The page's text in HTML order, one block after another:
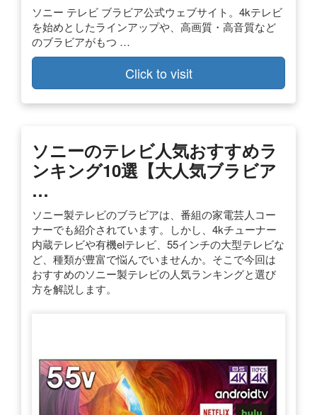
ソニー テレビ ブラビア公式ウェブサイト。4kテレビ
を始めとしたラインアップや、高画質・高音質など
のブラビアがもつ …
Click to visit
ソニーのテレビ人気おすすめラ
ンキング10選【大人気ブラビア
…
ソニー製テレビのブラビアは、番組の家電芸人コー
ナーでも紹介されています。しかし、4kチューナー
内蔵テレビや有機elテレビ、55インチの大型テレビな
ど、種類が豊富で悩んでいませんか。そこで今回は
おすすめのソニー製テレビの人気ランキングと選び
方を解説します。